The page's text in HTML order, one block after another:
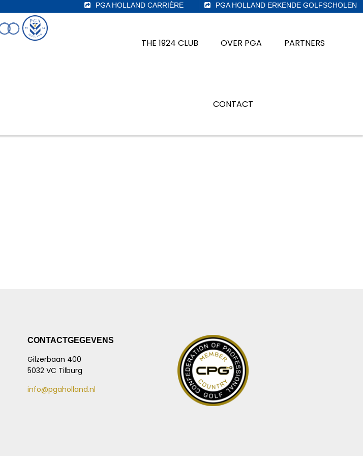
PGA HOLLAND CARRIÈRE PGA HOLLAND ERKENDE GOLFSCHOLEN
THE 1924 CLUB OVER PGA PARTNERS
CONTACT
CONTACTGEGEVENS
Gilzerbaan 400
5032 VC Tilburg
info@pgaholland.nl